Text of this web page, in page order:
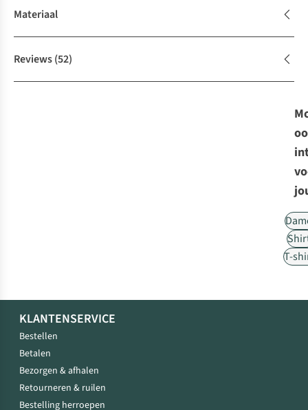
Materiaal
Reviews(52)
T-
KLANTENSERVICE
Bestellen
Betalen
Bezorgen & afhalen
Retourneren & ruilen
Bestelling herroepen